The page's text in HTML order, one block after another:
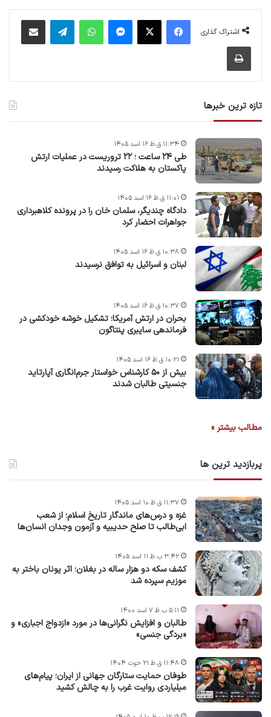
اشتراک گذاری
فیس بوک پیام رسان واتس آپ
تازه ترین خبرها
طی ۲۴ ساعت ؛ ۲۲ تروریست در عملیات ارتش
پاکستان به هلاکت رسیدند
۱۱:۳۴ ق.ظ ۱۶ اسد ۱۴۰۵
دادگاه چندیگر، سلمان خان را در پرونده کلاهبرداری
جواهرات احضار کرد
۱۱:۰۱ ق.ظ ۱۶ اسد ۱۴۰۵
لبنان و اسرائیل به توافق نرسیدند
۱۰:۳۸ ق.ظ ۱۶ اسد ۱۴۰۵
بحران در ارتش آمریکا؛ تشکیل خوشه خودکشی در
فرماندهی سایبری پنتاگون
۱۰:۳۷ ق.ظ ۱۶ اسد ۱۴۰۵
بیش از ۵۰ کارشناس خواستار جرم‌انگاری آپارتاید
جنسیتی طالبان شدند
۱۰:۲۱ ق.ظ ۱۶ اسد ۱۴۰۵
مطالب بیشتر »
پربازدید ترین ها
غزه و درس‌های ماندگار تاریخ اسلام؛ از شعب
ابی‌طالب تا صلح حدیبیه و آزمون وجدان انسان‌ها
۱۱:۳۷ ق.ظ ۱۰ اسد ۱۴۰۵
کشف سکه دو هزار ساله در بغلان؛ اثر یونان باختر به
موزیم سپرده شد
۳:۴۲ ب.ظ ۱۱ اسد ۱۴۰۵
طالبان و افزایش نگرانی‌ها در مورد «ازدواج اجباری» و
«بردگی جنسی»
۵:۱۱ ب.ظ ۷ اسد ۱۴۰۰
طوفان حمایت ستارگان جهانی از ایران؛ پیام‌های
میلیاردی روایت غرب را به چالش کشید
۱۱:۴۸ ق.ظ ۲۱ حوت ۱۴۰۴